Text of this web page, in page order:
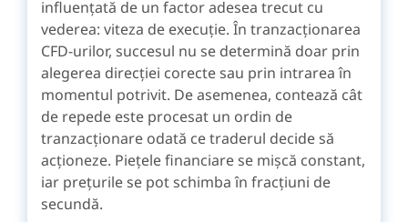
influențată de un factor adesea trecut cu
vederea: viteza de execuție. În tranzacționarea
CFD-urilor, succesul nu se determină doar prin
alegerea direcției corecte sau prin intrarea în
momentul potrivit. De asemenea, contează cât
de repede este procesat un ordin de
tranzacționare odată ce traderul decide să
acționeze. Piețele financiare se mișcă constant,
iar prețurile se pot schimba în fracțiuni de
secundă.